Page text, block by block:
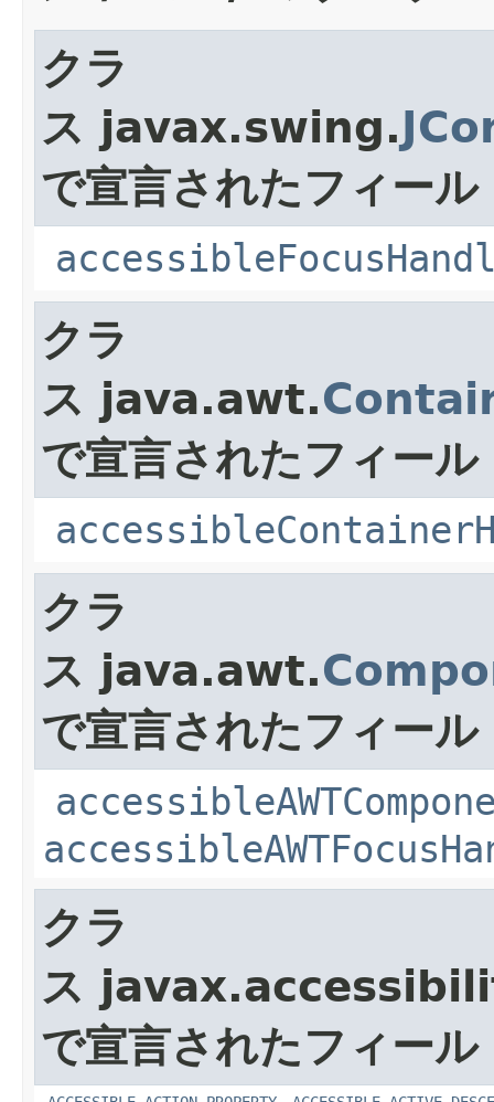
クラ
ス javax.swing.
で宣言されたフィール
クラ
ス java.awt.
で宣言されたフィール
クラ
ス java.awt.
で宣言されたフィール
クラ
ス
で宣言されたフィール